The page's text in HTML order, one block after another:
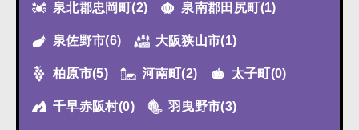
泉北郡忠岡町(2) 泉南郡田尻町(1)
泉佐野市(6) 大阪狭山市(1)
柏原市(5) 河南町(2) 太子町(0)
千早赤阪村(0) 羽曳野市(3)